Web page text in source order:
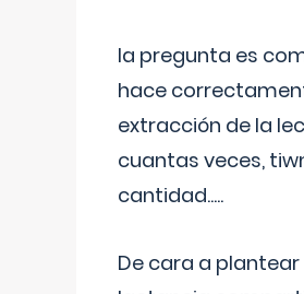
la pregunta es
hace
extracción de la
cuantas veces,
cantidad.....
De cara a plantear